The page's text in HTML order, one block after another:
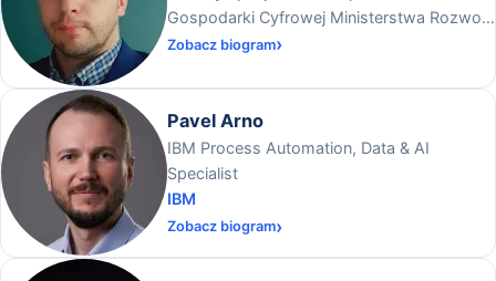
Gospodarki Cyfrowej Ministerstwa Rozwoju
i Technologii
Zobacz biogram
Pavel Arno
IBM Process Automation, Data & AI
Specialist
IBM
Zobacz biogram